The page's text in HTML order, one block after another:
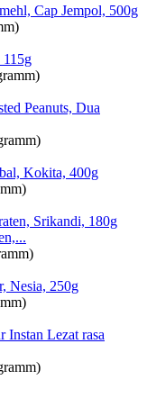
Cap Jempol, 500g
Peanuts, Dua
Kokita, 400g
Nesia, 250g
Instan Lezat rasa